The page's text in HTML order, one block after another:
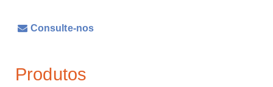
Consulte-nos
Produtos